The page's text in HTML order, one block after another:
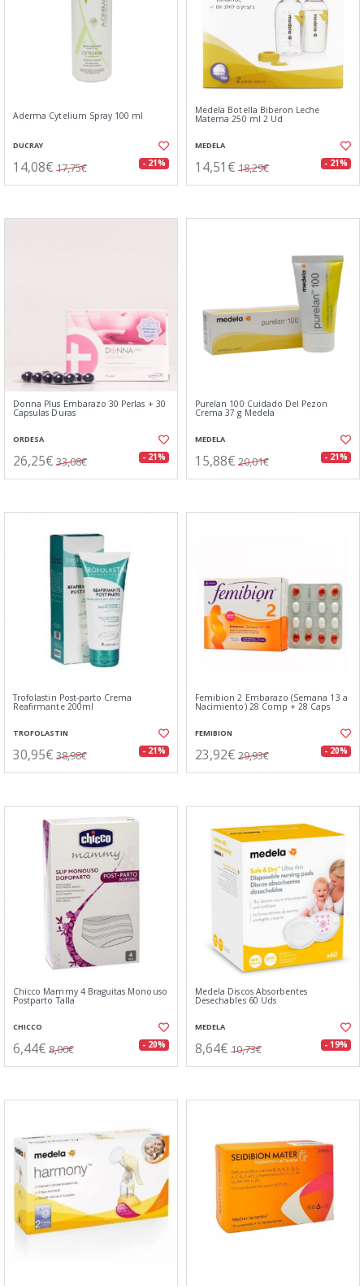
Aderma Cytelium Spray 100 ml
DUCRAY
14,08€ 17,75€ - 21%
Medela Botella Biberon Leche
Materna 250 ml 2 Ud
MEDELA
14,51€ 18,29€ - 21%
Donna Plus Embarazo 30 Perlas + 30
Capsulas Duras
ORDESA
26,25€ 33,08€ - 21%
Purelan 100 Cuidado Del Pezon
Crema 37 g Medela
MEDELA
15,88€ 20,01€ - 21%
Trofolastin Post-parto Crema
Reafirmante 200ml
TROFOLASTIN
30,95€ 38,98€ - 21%
Femibion 2 Embarazo (Semana 13 a
Nacimiento) 28 Comp + 28 Caps
FEMIBION
23,92€ 29,93€ - 20%
Chicco Mammy 4 Braguitas Monouso
Postparto Talla
CHICCO
6,44€ 8,00€ - 20%
Medela Discos Absorbentes
Desechables 60 Uds
MEDELA
8,64€ 10,73€ - 19%